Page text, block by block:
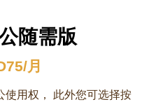
随需版
月
使用权， 此外您可选择按